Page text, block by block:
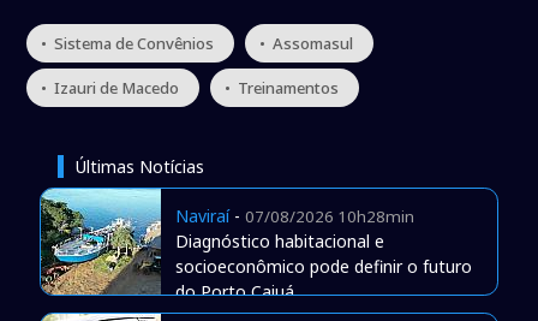
• Sistema de Convênios • Assomasul
• Izauri de Macedo • Treinamentos
Últimas Notícias
Naviraí- 07/08/2026 10h28min
Diagnóstico habitacional e
socioeconômico pode definir o futuro
do Porto Caiuá